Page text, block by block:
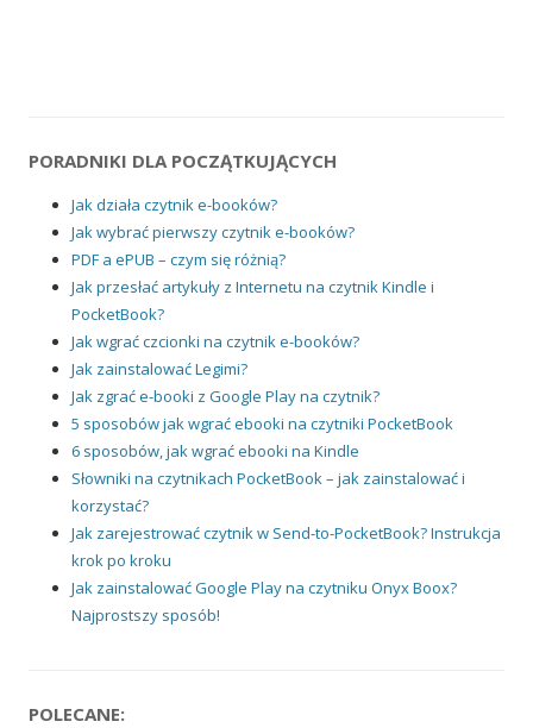
PORADNIKI DLA POCZĄTKUJĄCYCH
Jak działa czytnik e-booków?
Jak wybrać pierwszy czytnik e-booków?
PDF a ePUB – czym się różnią?
Jak przesłać artykuły z Internetu na czytnik Kindle i
PocketBook?
Jak wgrać czcionki na czytnik e-booków?
Jak zainstalować Legimi?
Jak zgrać e-booki z Google Play na czytnik?
5 sposobów jak wgrać ebooki na czytniki PocketBook
6 sposobów, jak wgrać ebooki na Kindle
Słowniki na czytnikach PocketBook – jak zainstalować i
korzystać?
Jak zarejestrować czytnik w Send-to-PocketBook? Instrukcja
krok po kroku
Jak zainstalować Google Play na czytniku Onyx Boox?
Najprostszy sposób!
POLECANE: